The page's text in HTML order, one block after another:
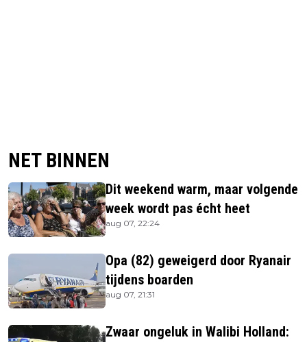
NET BINNEN
Dit weekend warm, maar volgende
week wordt pas écht heet
aug 07, 22:24
Opa (82) geweigerd door Ryanair
tijdens boarden
aug 07, 21:31
Zwaar ongeluk in Walibi Holland: